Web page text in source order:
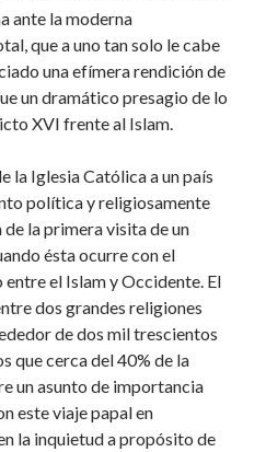
ante la moderna
que a uno tan solo le cabe
una efímera rendición de
un dramático presagio de lo
XVI frente al Islam.
la Iglesia Católica a un país
política y religiosamente
la primera visita de un
ésta ocurre con el
el Islam y Occidente. El
dos grandes religiones
de dos mil trescientos
que cerca del 40% de la
un asunto de importancia
este viaje papal en
la inquietud a propósito de